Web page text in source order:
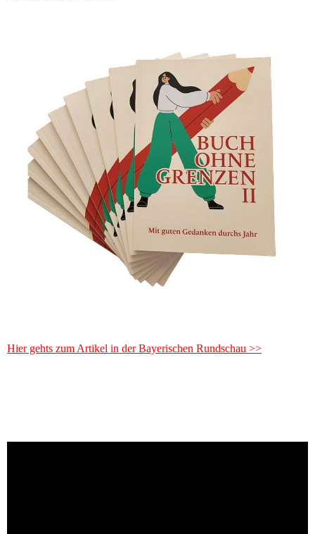
Hier gehts zum Artikel in der Bayerischen Rundschau >>